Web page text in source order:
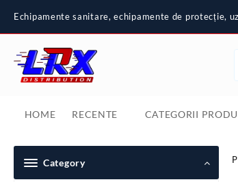
content
Echipamente sanitare, echipamente de protecție,
HOME RECENTE CATEGORII
Category